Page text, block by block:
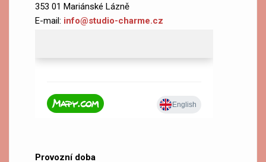
353 01 Mariánské Lázně
E-mail: info@studio-charme.cz
Provozní doba